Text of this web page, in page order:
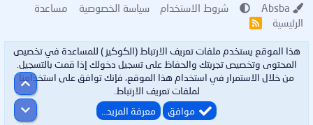
شروط الاستخدام سياسة الخصوصية
مساعدة
الرئيسية
R
هذا الموقع يستخدم ملفات تعريف الارتباط (الكوكيز ) للمساعدة في تخصيص
المحتوى وتخصيص تجربتك والحفاظ على تسجيل دخولك إذا قمت بالتسجيل.
من خلال الاستمرار في استخدام هذا الموقع، فإنك توافق على استخدامنا
لملفات تعريف الارتباط.
موافق
معرفة المزيد…
أعلى